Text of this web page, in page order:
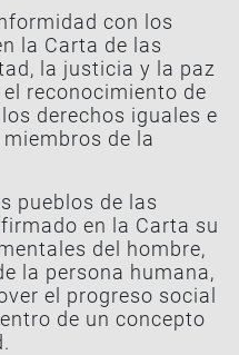
con los
la Carta de las
la justicia y la paz
reconocimiento de
derechos iguales e
de la
pueblos de las
en la Carta su
del hombre,
la persona humana,
el progreso social
de un concepto